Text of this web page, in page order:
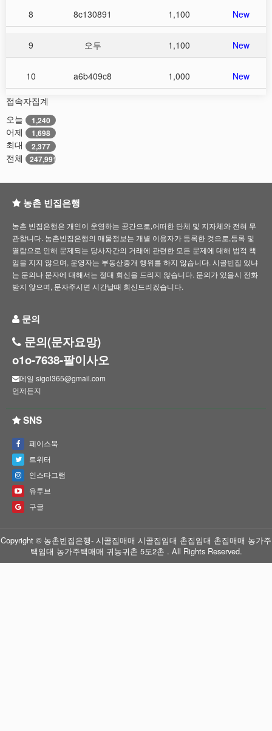
8 8c130891 1,100 New
9 오투 1,100 New
10 a6b409c8 1,000 New
접속자집계
오늘
1,240
어제 1,698
최대 2,377
전체 247,991
농촌 빈집은행
농촌 빈집은행은 개인이 운영하는 공간으로,어떠한 단체 및 지자체와 전혀 무
관합니다. 농촌빈집은행의 매물정보는 개별 이용자가 등록한 것으로,등록 및
열람으로 인해 문제되는 당사자간의 거래에 관련한 모든 문제에 대해 법적 책
임을 지지 않으며, 운영자는 부동산중개 행위를 하지 않습니다. 시골빈집 있냐
는 문의나 문자에 대해서는 절대 회신을 드리지 않습니다. 문의가 있을시 전화
받지 않으며, 문자주시면 시간날때 회신드리겠습니다.
문의
문의(문자요망)
o1o-7638-팔이사오
메일 sigol365@gmail.com
언제든지
SNS
페이스북
트위터
인스타그램
유투브
구글
Copyright © 농촌빈집은행- 시골집매매 시골집임대 촌집임대 촌집매매 농가주
택임대 농가주택매매 귀농귀촌 5도2촌 . All Rights Reserved.